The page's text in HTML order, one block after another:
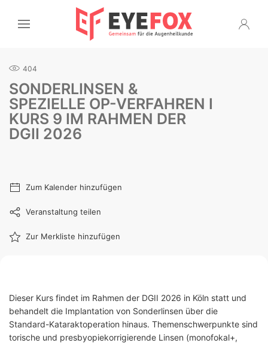
404
SONDERLINSEN &
SPEZIELLE OP-VERFAHREN I
KURS 9 IM RAHMEN DER
DGII 2026
Zum Kalender hinzufügen
Veranstaltung teilen
Zur Merkliste hinzufügen
Dieser Kurs findet im Rahmen der DGII 2026 in Köln statt und
behandelt die Implantation von Sonderlinsen über die
Standard-Kataraktoperation hinaus. Themenschwerpunkte sind
torische und presbyopiekorrigierende Linsen (monofokal+,